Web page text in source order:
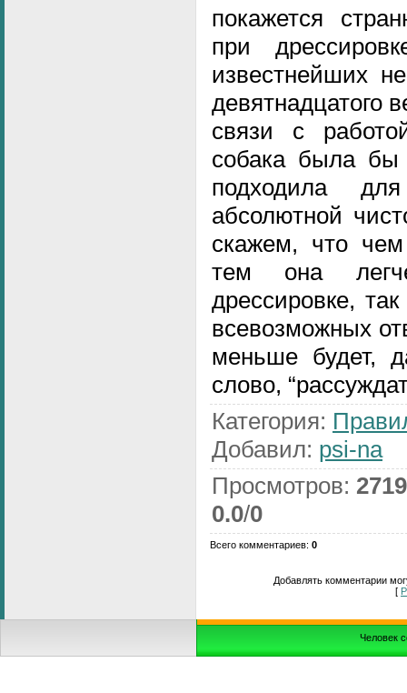
покажется
при
известнейших
девятнадцатого
связи с
собака была
подходила
абсолютной
скажем, что
тем она
дрессировке,
всевозможных
меньше будет,
слово,
Категория:
Добавил: psi-na
Просмотров: 2719
0.0/0
Всего комментариев: 0
Добавлять комментарии
[
Человек